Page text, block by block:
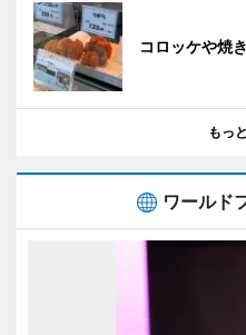
コロッケや焼
もっ
ワールド